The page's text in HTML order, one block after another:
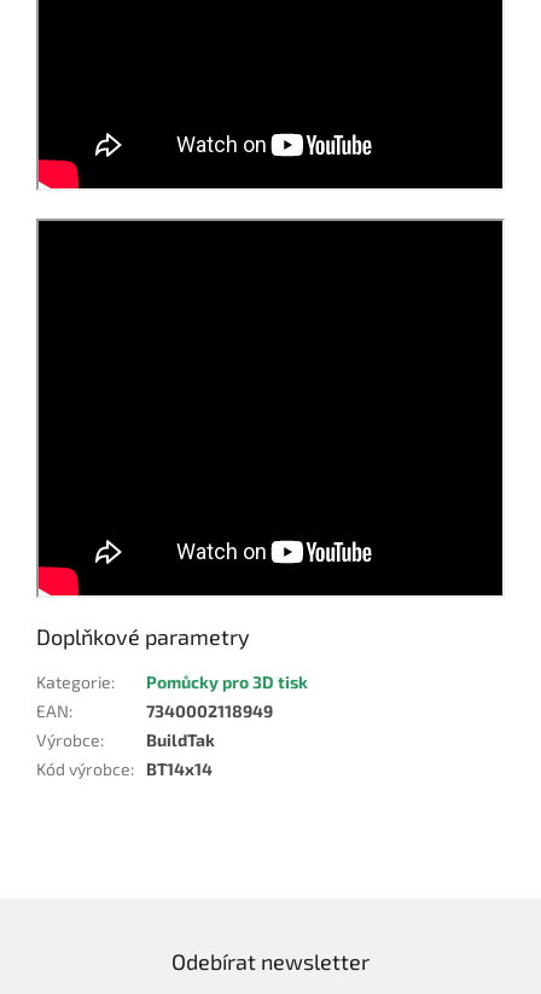
Doplňkové parametry
Kategorie:
Pomůcky pro 3D tisk
EAN:
7340002118949
Výrobce:
BuildTak
Kód výrobce: BT14x14
Odebírat newsletter